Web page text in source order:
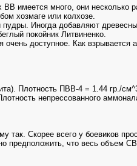
имеется много, они несколько
хозмаге или колхозе.
Иногда добавляют
покойник Литвиненко.
доступное. Как взрывается
Плотность ПВВ-4 = 1.44 гр./
непрессованного
так. Скорее всего у боевиков
предположить, что весь объем